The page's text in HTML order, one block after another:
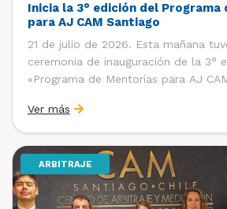
Inicia la 3° edición del Programa
para AJ CAM Santiago
21 de julio de 2026. Esta mañana
ceremonia de inauguración de la 3°
«Programa de Mentorías para AJ
Internacionales con el apoyo de la
y la Subdirección Ejecutiva y de
Internacionales, tras […]
Ver más
ARBITRAJE